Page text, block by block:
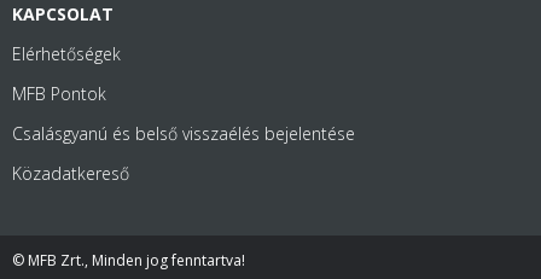
KAPCSOLAT
Elérhetőségek
MFB Pontok
Csalásgyanú és belső visszaélés bejelentése
Közadatkereső
© MFB Zrt., Minden jog fenntartva!